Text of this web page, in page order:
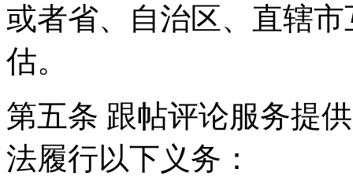
或者省、自治区、直辖
估。
第五条 跟帖评论服务提
法履行以下义务：